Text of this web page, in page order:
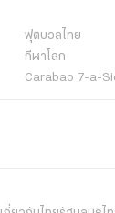
ฟุตบอลไทย
กีฬาโลก
Carabao 7-a-